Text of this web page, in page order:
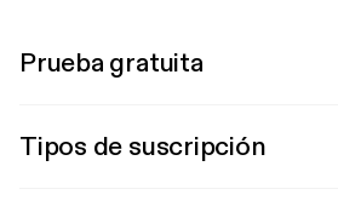
Prueba gratuita
Tipos de suscripción